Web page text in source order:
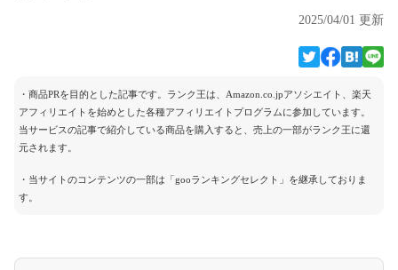
2025/04/01 更新
・商品PRを目的とした記事です。ランク王は、Amazon.co.jpアソシエイト、楽天
アフィリエイトを始めとした各種アフィリエイトプログラムに参加しています。
当サービスの記事で紹介している商品を購入すると、売上の一部がランク王に還
元されます。
・当サイトのコンテンツの一部は「gooランキングセレクト」を継承しておりま
す。